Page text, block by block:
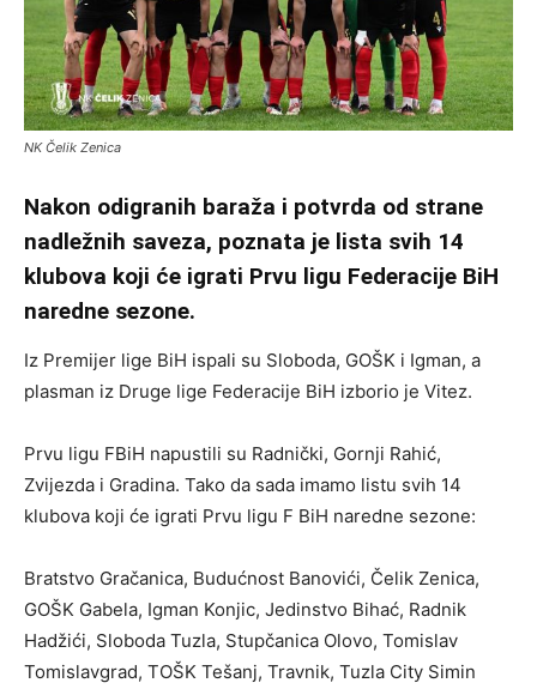
NK Čelik Zenica
Nakon odigranih baraža i potvrda od strane
nadležnih saveza, poznata je lista svih 14
klubova koji će igrati Prvu ligu Federacije BiH
naredne sezone.
Iz Premijer lige BiH ispali su Sloboda, GOŠK i Igman, a
plasman iz Druge lige Federacije BiH izborio je Vitez.
Prvu ligu FBiH napustili su Radnički, Gornji Rahić,
Zvijezda i Gradina. Tako da sada imamo listu svih 14
klubova koji će igrati Prvu ligu F BiH naredne sezone:
Bratstvo Gračanica, Budućnost Banovići, Čelik Zenica,
GOŠK Gabela, Igman Konjic, Jedinstvo Bihać, Radnik
Hadžići, Sloboda Tuzla, Stupčanica Olovo, Tomislav
Tomislavgrad, TOŠK Tešanj, Travnik, Tuzla City Simin